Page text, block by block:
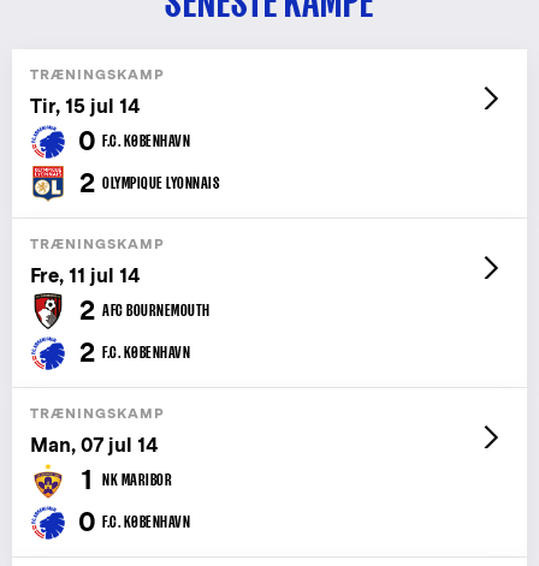
TRÆNINGSKAMP
Tir, 15 jul 14
0 F.C. KØBENHAVN
2 OLYMPIQUE LYONNAIS
TRÆNINGSKAMP
Fre, 11 jul 14
2 AFC BOURNEMOUTH
2 F.C. KØBENHAVN
TRÆNINGSKAMP
Man, 07 jul 14
1 NK MARIBOR
0 F.C. KØBENHAVN